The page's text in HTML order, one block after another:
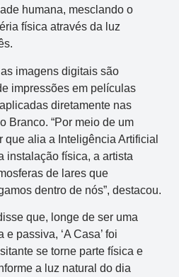
humana, mesclando o
física através da luz
imagens digitais são
impressões em películas
diretamente nas
Branco. “Por meio de um
alia a Inteligência Artificial
instalação física, a artista
de lares que
dentro de nós”, destacou.
que, longe de ser uma
passiva, ‘A Casa’ foi
se torne parte física e
a luz natural do dia